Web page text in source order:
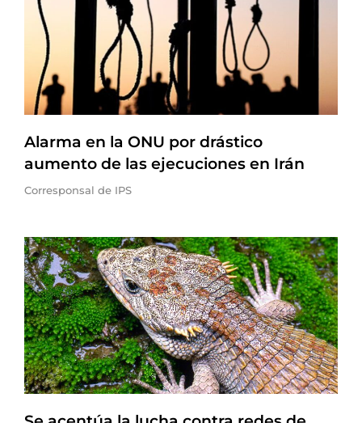
Alarma en la ONU por drástico
aumento de las ejecuciones en Irán
Corresponsal de IPS